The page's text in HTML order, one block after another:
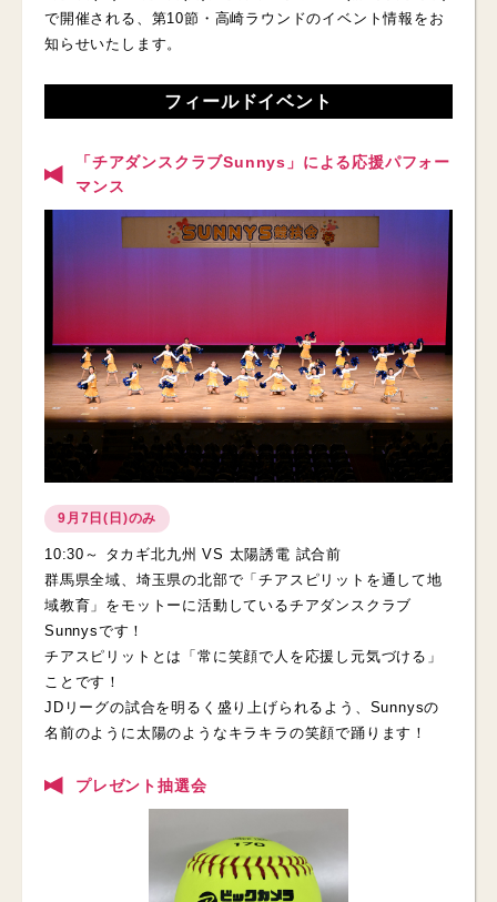
で開催される、第10節・高崎ラウンドのイベント情報をお
知らせいたします。
フィールドイベント
「チアダンスクラブSunnys」による応援パフォー
マンス
9月7日(日)のみ
10:30～ タカギ北九州 VS 太陽誘電 試合前
群馬県全域、埼玉県の北部で「チアスピリットを通して地
域教育」をモットーに活動しているチアダンスクラブ
Sunnysです！
チアスピリットとは「常に笑顔で人を応援し元気づける」
ことです！
JDリーグの試合を明るく盛り上げられるよう、Sunnysの
名前のように太陽のようなキラキラの笑顔で踊ります！
プレゼント抽選会